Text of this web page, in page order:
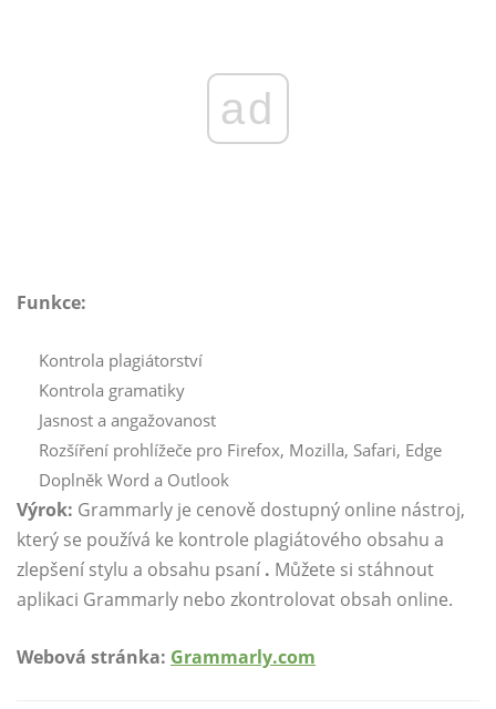
ad
Funkce:
Kontrola plagiátorství
Kontrola gramatiky
Jasnost a angažovanost
Rozšíření prohlížeče pro Firefox, Mozilla, Safari, Edge
Doplněk Word a Outlook
Výrok: Grammarly je cenově dostupný online nástroj,
který se používá ke kontrole plagiátového obsahu a
zlepšení stylu a obsahu psaní. Můžete si stáhnout
aplikaci Grammarly nebo zkontrolovat obsah online.
Webová stránka: Grammarly.com